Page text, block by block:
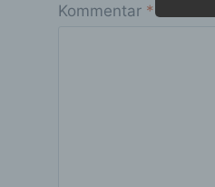
Kommentar *